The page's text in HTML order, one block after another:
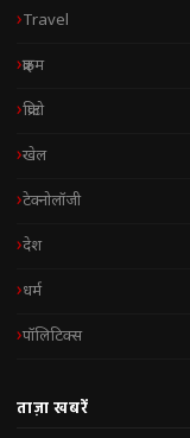
Travel
क्राइम
क्रिप्टो
खेल
टेक्नोलॉजी
देश
धर्म
पॉलिटिक्स
ताज़ा खबरें